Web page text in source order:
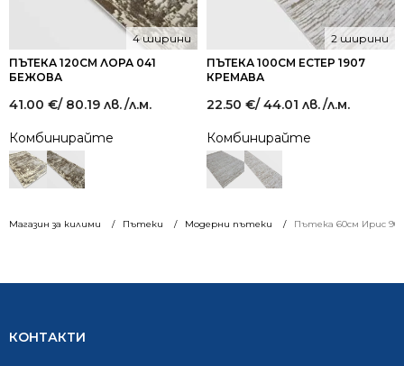
Магазин за килими Пътеки Модерни пътеки Пътека 60см Ирис
ПЪТЕКА 120СМ ЛОРА 041
БЕЖОВА
4 ширини
41.00 €/ 80.19 лв./л.м.
Комбинирайте
ПЪТЕКА 100СМ ЕСТЕР 1907
КРЕМАВА
2 ширини
22.50 €/ 44.01 лв./л.м.
Комбинирайте
КОНТАКТИ